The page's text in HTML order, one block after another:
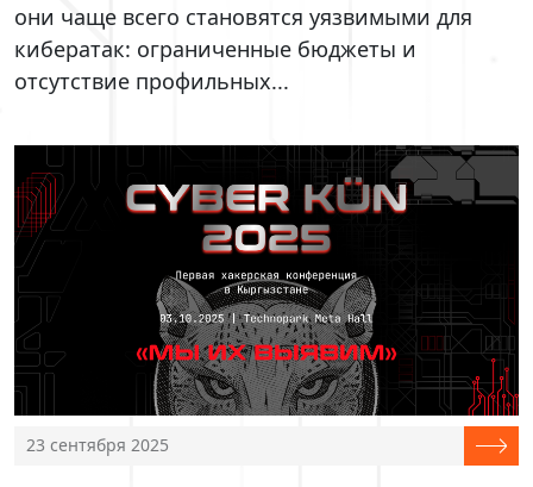
они чаще всего становятся уязвимыми для
кибератак: ограниченные бюджеты и
отсутствие профильных...
23 сентября 2025